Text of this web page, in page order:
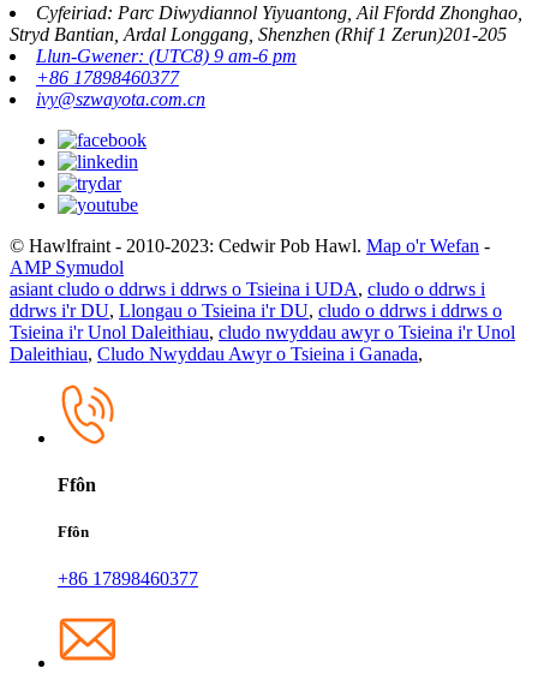
Cyfeiriad: Parc Diwydiannol Yiyuantong, Ail Ffordd Zhonghao,
Stryd Bantian, Ardal Longgang, Shenzhen (Rhif 1 Zerun)201-205
Llun-Gwener: (UTC8) 9 am-6 pm
+86 17898460377
ivy@szwayota.com.cn
© Hawlfraint - 2010-2023: Cedwir Pob Hawl. Map o'r Wefan -
AMP Symudol
asiant cludo o ddrws i ddrws o Tsieina i UDA, cludo o ddrws i
ddrws i'r DU, Llongau o Tsieina i'r DU, cludo o ddrws i ddrws o
Tsieina i'r Unol Daleithiau, cludo nwyddau awyr o Tsieina i'r Unol
Daleithiau, Cludo Nwyddau Awyr o Tsieina i Ganada,
Ffôn
Ffôn
+86 17898460377